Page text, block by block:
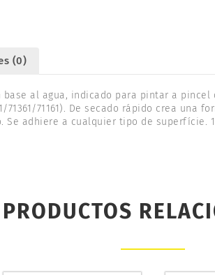
(0)
al agua, indicado para pintar a
71361/71161). De secado rápido crea una
Se adhiere a cualquier tipo de superfície.
PRODUCTOS